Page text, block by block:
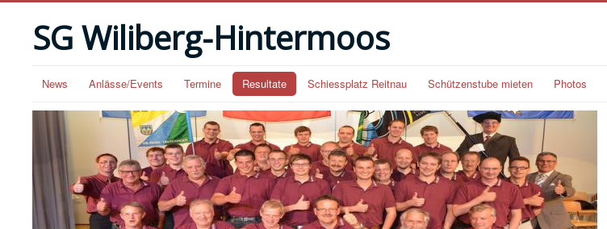
SG Wiliberg-Hintermoos
News Anlässe/Events Termine Resultate Schiessplatz Reitnau Schützenstube mieten Photos